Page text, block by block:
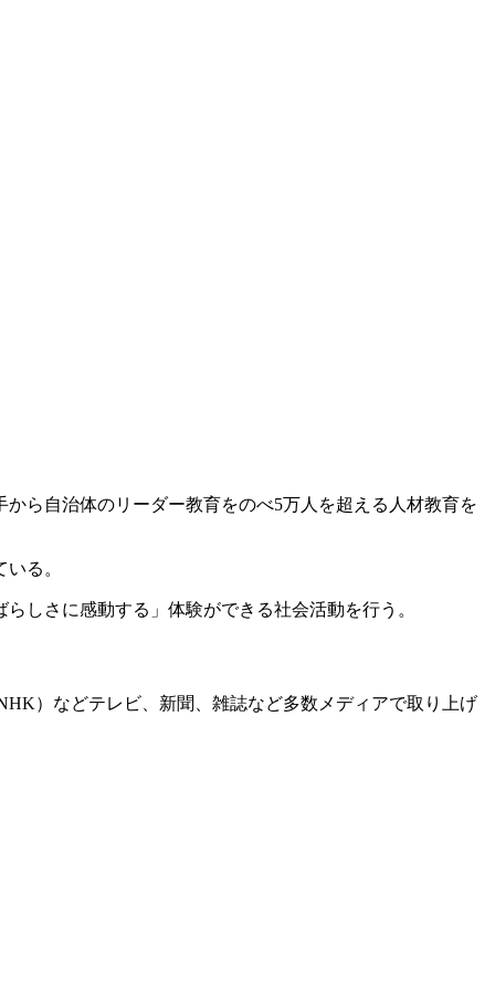
ら自治体のリーダー教育をのべ5万人を超える人材教育を
る。
しさに感動する」体験ができる社会活動を行う。
）などテレビ、新聞、雑誌など多数メディアで取り上げ